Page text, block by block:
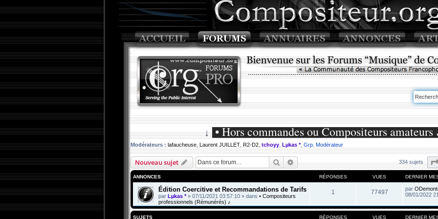
↓ • Hors commandes ou Compositeurs amateurs
Modérateurs : lafaucheuse Laurent JUILLET R2-D2 tchoyy Lµkas *, Grp. Modérateur
Nouveau sujet Rechercher
Recherche avancée 334 sujets
ANNONCES RÉPONSES VUES DERNIER
Édition Coercitive et Recommandations de Tarifs
par Lµkas *» 07/11/2021 03:57:10 » dans • Compositeurs
professionnels (Rémunérés) ♪
1 77497 par
08/01/2022
SUJETS RÉPONSES VUES DERNIER